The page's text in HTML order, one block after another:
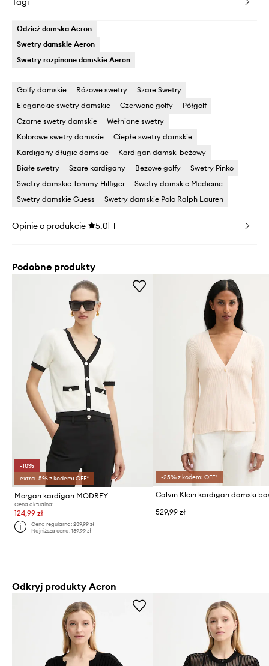
Odzież damska Aeron
Swetry damskie Aeron
Swetry rozpinane damskie Aeron
Golfy damskie Różowe swetry
Szare Swetry
Eleganckie swetry damskie
Czerwone golfy
Półgolf
Czarne swetry damskie
Wełniane swetry
Kolorowe swetry damskie
Ciepłe swetry damskie
Kardigany długie damskie
Kardigan damski beżowy
Białe swetry
Szare kardigany Beżowe golfy
Swetry Pinko
Swetry damskie Tommy Hilfiger
Swetry damskie Medicine
Swetry damskie Guess
Swetry damskie Polo Ralph Lauren
Opinie o produkcie 5.0 1
Podobne produkty
-10%
extra -5% z kodem: OFF*
Morgan kardigan MODREY
Cena aktualna:
124,99 zł
Cena regularna:239,99 zł
Najniższa cena:139,99 zł
-25% z kodem: OFF*
529,99 zł
Odkryj produkty Aeron